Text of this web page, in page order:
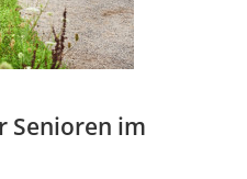
Senioren im